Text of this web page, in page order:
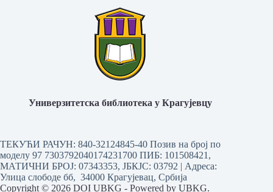
Универзитетска библиотека у Крагујевцу
ТЕКУЋИ РАЧУН: 840-32124845-40 Позив на број по
моделу 97 7303792040174231700 ПИБ: 101508421,
МАТИЧНИ БРОЈ: 07343353, ЈБКЈС: 03792 | Aдреса:
Улица слободе бб, 34000 Крагујевац, Србија
Copyright © 2026 DOI UBKG - Powered by UBKG.